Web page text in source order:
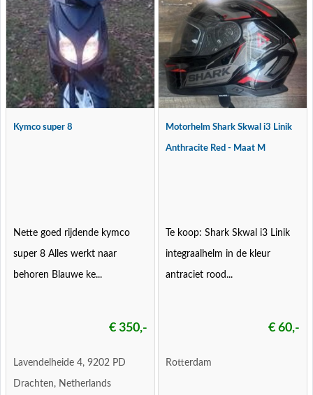
Kymco super 8
Nette goed rijdende kymco
super 8 Alles werkt naar
behoren Blauwe ke...
€ 350,-
Lavendelheide 4, 9202 PD
Drachten, Netherlands
Motorhelm Shark Skwal i3 Linik
Anthracite Red - Maat M
Te koop: Shark Skwal i3 Linik
integraalhelm in de kleur
antraciet rood...
€ 60,-
Rotterdam